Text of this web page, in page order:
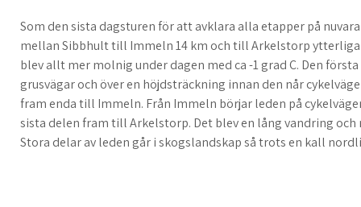
Som den sista dagsturen för att avklara alla etapper på
mellan Sibbhult till Immeln 14 km och till Arkelstorp
blev allt mer molnig under dagen med ca -1 grad C. Den
grusvägar och över en höjdsträckning innan den når
fram enda till Immeln. Från Immeln börjar leden på
sista delen fram till Arkelstorp. Det blev en lång vandring
Stora delar av leden går i skogslandskap så trots en kall